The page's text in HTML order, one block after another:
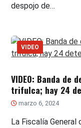
despojo de…
VIDEO
VIDEO: Banda de
trifulca; hay 24
marzo 6, 2024
La Fiscalía